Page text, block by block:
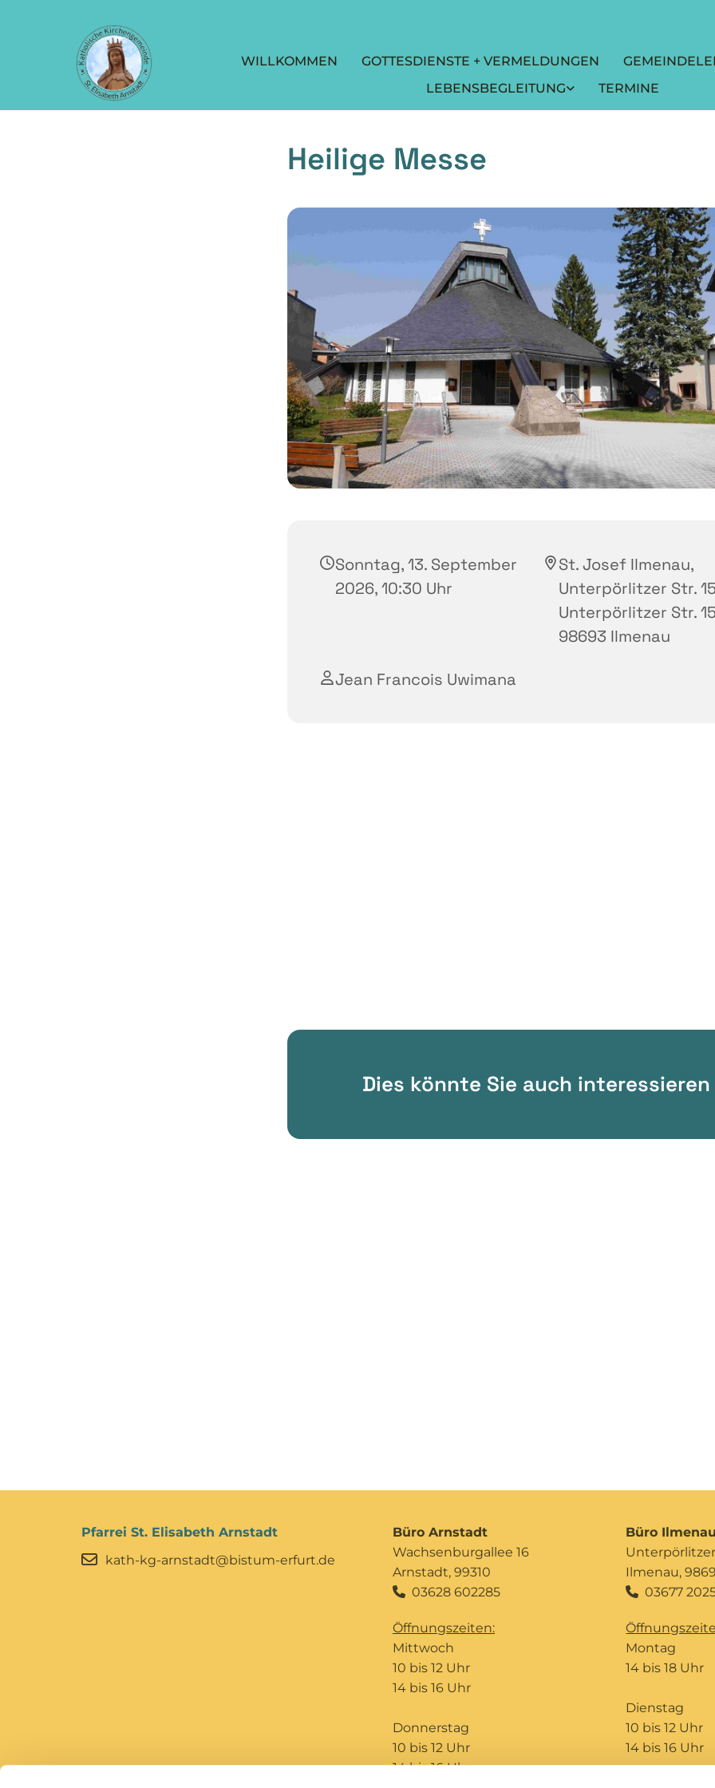
WILLKOMMEN GOTTESDIENSTE + VERMELDUNGEN
LEBENSBEGLEITUNG
TERMINE
Heilige Messe
Sonntag, 13. September
2026, 10:30 Uhr
St. Josef Ilmenau,
Unterpörlitzer Str.
Unterpörlitzer Str.
98693 Ilmenau
Jean Francois Uwimana
Dies könnte Sie auch interessieren
Pfarrei St. Elisabeth Arnstadt
kath-kg-arnstadt@bistum-erfurt.de
Büro Arnstadt
Wachsenburgallee 16
Arnstadt, 99310
03628 602285
Öffnungszeiten:
Mittwoch
10 bis 12 Uhr
14 bis 16 Uhr
Donnerstag
10 bis 12 Uhr
14 bis 16 Uhr
Büro
Unterpörlitzer
Ilmenau,
 03677
Montag
14 bis 18 Uhr
Dienstag
10 bis 12 Uhr
14 bis 16 Uhr